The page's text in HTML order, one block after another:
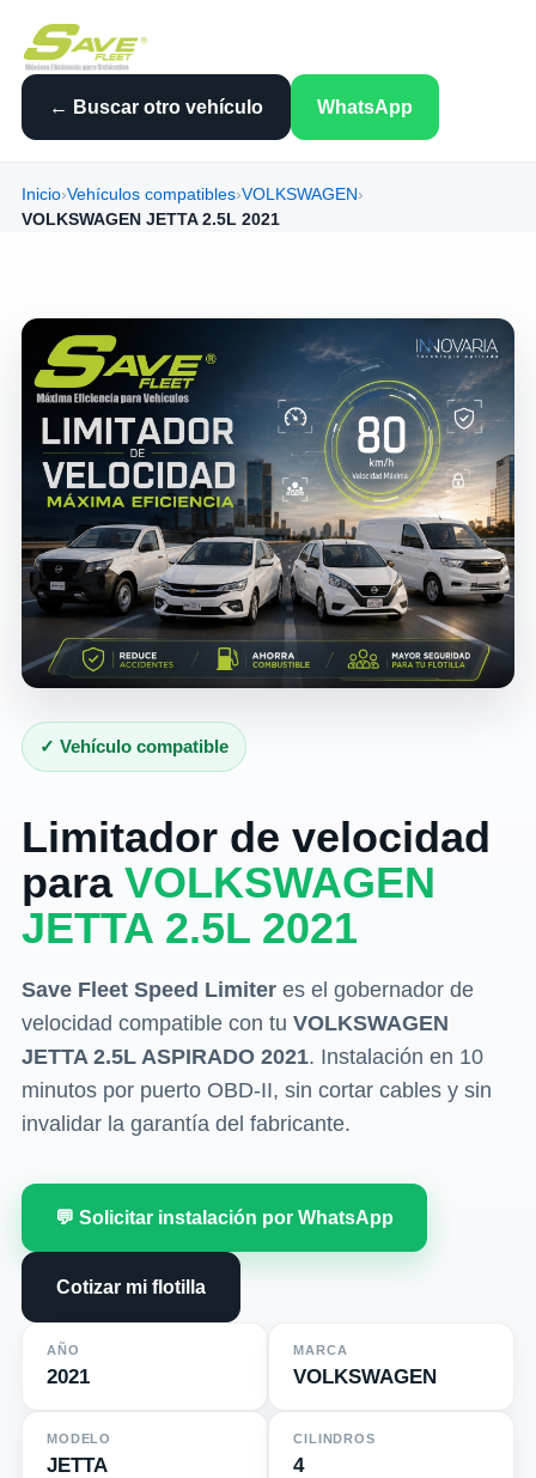
← Buscar otro vehículo WhatsApp
Inicio›Vehículos compatibles›VOLKSWAGEN ›
VOLKSWAGEN JETTA 2.5L 2021
✓ Vehículo compatible
Limitador de velocidad
para VOLKSWAGEN
JETTA 2.5L 2021
Save Fleet Speed Limiteres el gobernador de
velocidad compatible con tu VOLKSWAGEN
JETTA 2.5L ASPIRADO 2021. Instalación en 10
minutos por puerto OBD-II, sin cortar cables y sin
invalidar la garantía del fabricante.
💬 Solicitar instalación por WhatsApp
Cotizar mi flotilla
AÑO
2021
MARCA
VOLKSWAGEN
MODELO
JETTA
CILINDROS
4